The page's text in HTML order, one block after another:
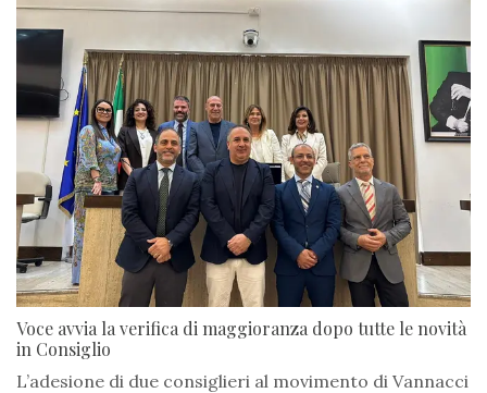
Voce avvia la verifica di maggioranza dopo tutte le novità
in Consiglio
L’adesione di due consiglieri al movimento di Vannacci